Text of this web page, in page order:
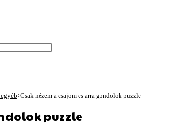
>Csak nézem a csajom és arra gondolok puzzle
puzzle